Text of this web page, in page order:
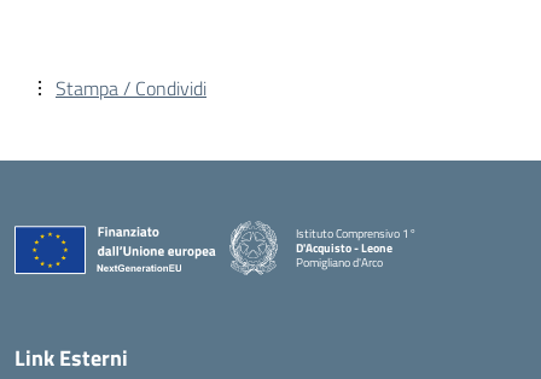
Stampa / Condividi
Istituto Comprensivo 1°
D'Acquisto - Leone
Pomigliano d'Arco
— Visita la pagina iniziale della scuola
Link Esterni